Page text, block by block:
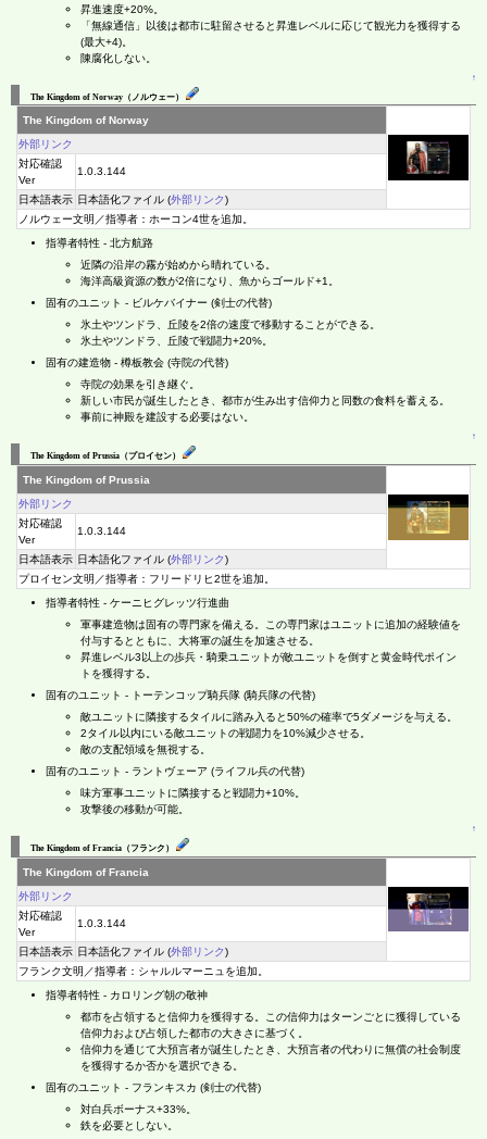
昇進速度+20%。
「無線通信」以後は都市に駐留させると昇進レベルに応じて観光力を獲得する
(最大+4)。
陳腐化しない。
↑
The Kingdom of Norway（ノルウェー）
The Kingdom of Norway
外部リンク
対応確認
Ver
1.0.3.144
日本語表示 日本語化ファイル (外部リンク)
ノルウェー文明／指導者：ホーコン4世を追加。
指導者特性 - 北方航路
近隣の沿岸の霧が始めから晴れている。
海洋高級資源の数が2倍になり、魚からゴールド+1。
固有のユニット - ビルケバイナー (剣士の代替)
氷土やツンドラ、丘陵を2倍の速度で移動することができる。
氷土やツンドラ、丘陵で戦闘力+20%。
固有の建造物 - 樽板教会 (寺院の代替)
寺院の効果を引き継ぐ。
新しい市民が誕生したとき、都市が生み出す信仰力と同数の食料を蓄える。
事前に神殿を建設する必要はない。
↑
The Kingdom of Prussia（プロイセン）
The Kingdom of Prussia
外部リンク
対応確認
Ver
1.0.3.144
日本語表示 日本語化ファイル (外部リンク)
プロイセン文明／指導者：フリードリヒ2世を追加。
指導者特性 - ケーニヒグレッツ行進曲
軍事建造物は固有の専門家を備える。この専門家はユニットに追加の経験値を
付与するとともに、大将軍の誕生を加速させる。
昇進レベル3以上の歩兵・騎乗ユニットが敵ユニットを倒すと黄金時代ポイン
トを獲得する。
固有のユニット - トーテンコップ騎兵隊 (騎兵隊の代替)
敵ユニットに隣接するタイルに踏み入ると50%の確率で5ダメージを与える。
2タイル以内にいる敵ユニットの戦闘力を10%減少させる。
敵の支配領域を無視する。
固有のユニット - ラントヴェーア (ライフル兵の代替)
味方軍事ユニットに隣接すると戦闘力+10%。
攻撃後の移動が可能。
↑
The Kingdom of Francia（フランク）
The Kingdom of Francia
外部リンク
対応確認
Ver
1.0.3.144
日本語表示 日本語化ファイル (外部リンク)
フランク文明／指導者：シャルルマーニュを追加。
指導者特性 - カロリング朝の敬神
都市を占領すると信仰力を獲得する。この信仰力はターンごとに獲得している
信仰力および占領した都市の大きさに基づく。
信仰力を通じて大預言者が誕生したとき、大預言者の代わりに無償の社会制度
を獲得するか否かを選択できる。
固有のユニット - フランキスカ (剣士の代替)
対白兵ボーナス+33%。
鉄を必要としない。